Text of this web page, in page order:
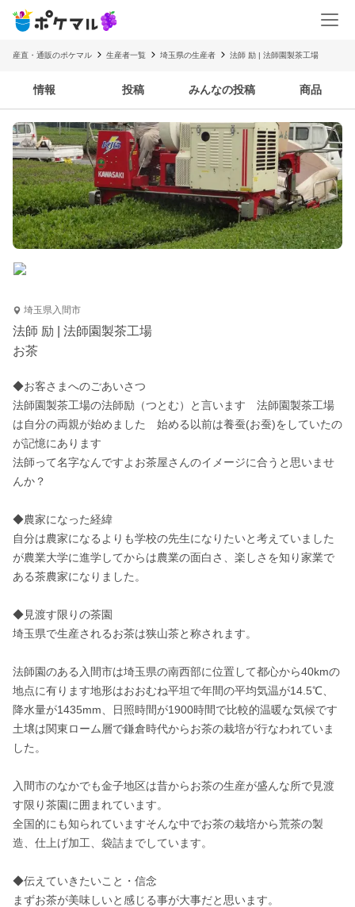
産直・通販のポケマル 生産者一覧 埼玉県の生産者 法師 励 | 法師園製茶工場
情報 投稿 みんなの投稿 商品
埼玉県入間市
法師 励 | 法師園製茶工場
お茶
◆お客さまへのごあいさつ
法師園製茶工場の法師励（つとむ）と言います　法師園製茶工場
は自分の両親が始めました　始める以前は養蚕(お蚕)をしていたの
が記憶にあります
法師って名字なんですよお茶屋さんのイメージに合うと思いませ
んか？
◆農家になった経緯
自分は農家になるよりも学校の先生になりたいと考えていました
が農業大学に進学してからは農業の面白さ、楽しさを知り家業で
ある茶農家になりました。
◆見渡す限りの茶園
埼玉県で生産されるお茶は狭山茶と称されます。
法師園のある入間市は埼玉県の南西部に位置して都心から40kmの
地点に有ります地形はおおむね平坦で年間の平均気温が14.5℃、
降水量が1435mm、日照時間が1900時間で比較的温暖な気候です
土壌は関東ローム層で鎌倉時代からお茶の栽培が行なわれていま
した。
入間市のなかでも金子地区は昔からお茶の生産が盛んな所で見渡
す限り茶園に囲まれています。
全国的にも知られていますそんな中でお茶の栽培から荒茶の製
造、仕上げ加工、袋詰までしています。
◆伝えていきたいこと・信念
まずお茶が美味しいと感じる事が大事だと思います。